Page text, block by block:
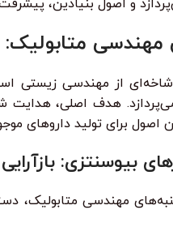
و اصول بنیادین،
مهندسی
از مهندسی زیستی
اصول برای تولید داروهای
بیوسنتزی:
مهندسی متابولیک،